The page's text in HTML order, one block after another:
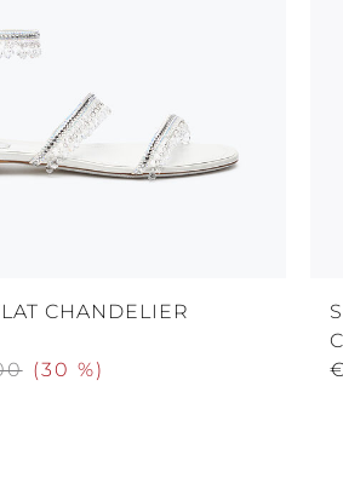
CHANDELIER
(30 %)